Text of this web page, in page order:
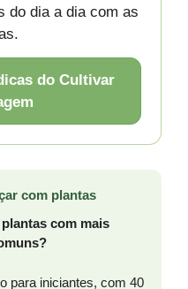
do dia a dia com as
do Cultivar
com plantas
com mais
para iniciantes, com 40